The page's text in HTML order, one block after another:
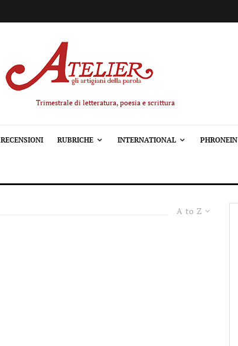
Trimestrale di letteratura, poesia e scrittura
RECENSIONI RUBRICHE INTERNATIONAL PHRONEIN
A to Z